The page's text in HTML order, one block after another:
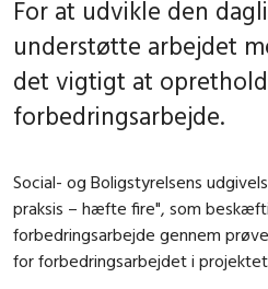
For at udvikle den
understøtte arbejdet
det vigtigt at
forbedringsarbejde.
Social- og Boligstyrelsens
praksis – hæfte fire", som
forbedringsarbejde gennem
for forbedringsarbejdet i